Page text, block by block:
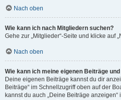
Nach oben
Wie kann ich nach Mitgliedern suchen?
Gehe zur „Mitglieder“-Seite und klicke auf
Nach oben
Wie kann ich meine eigenen Beiträge
Deine eigenen Beiträge kannst du dir
Beiträge“ im Schnellzugriff oben auf der
kannst du auch „Deine Beiträge